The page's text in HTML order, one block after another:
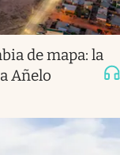
de mapa: la
Añelo